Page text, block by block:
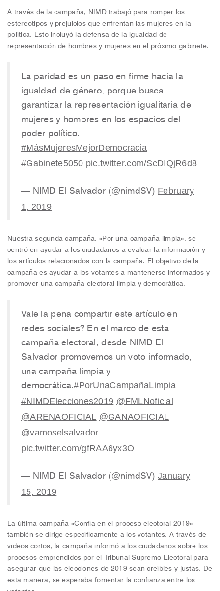
A través de la campaña, NIMD trabajó para romper los
estereotipos y prejuicios que enfrentan las mujeres en la
política. Esto incluyó la defensa de la igualdad de
representación de hombres y mujeres en el próximo gabinete.
La paridad es un paso en firme hacia la
igualdad de género, porque busca
garantizar la representación igualitaria de
mujeres y hombres en los espacios del
poder político.
#MásMujeresMejorDemocracia
#Gabinete5050 pic.twitter.com/ScDIQjR6d8
— NIMD El Salvador (@nimdSV) February
1, 2019
Nuestra segunda campaña, «Por una campaña limpia», se
centró en ayudar a los ciudadanos a evaluar la información y
los artículos relacionados con la campaña. El objetivo de la
campaña es ayudar a los votantes a mantenerse informados y
promover una campaña electoral limpia y democrática.
Vale la pena compartir este artículo en
redes sociales? En el marco de esta
campaña electoral, desde NIMD El
Salvador promovemos un voto informado,
una campaña limpia y
democrática.#PorUnaCampañaLimpia
#NIMDElecciones2019 @FMLNoficial
@ARENAOFICIAL @GANAOFICIAL
@vamoselsalvador
pic.twitter.com/gfRAA6yx3O
— NIMD El Salvador (@nimdSV) January
15, 2019
La última campaña «Confía en el proceso electoral 2019»
también se dirige específicamente a los votantes. A través de
videos cortos, la campaña informó a los ciudadanos sobre los
procesos emprendidos por el Tribunal Supremo Electoral para
asegurar que las elecciones de 2019 sean creíbles y justas. De
esta manera, se esperaba fomentar la confianza entre los
votantes.